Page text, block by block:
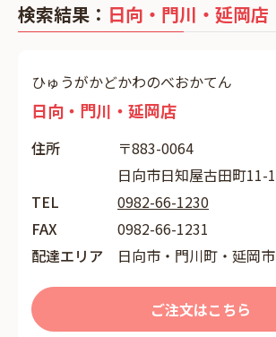
検索結果： 日向・門川・延岡店
ひゅうがかどかわのべおかてん
日向・門川・延岡店
住所
〒883-0064
日向市日知屋古田町11-1
TEL
0982-66-1230
FAX
0982-66-1231
配達エリア
日向市・門川町・延岡市
ご注文はこちら